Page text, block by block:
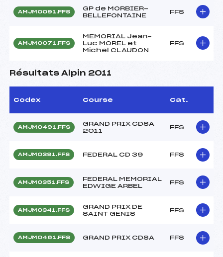
AMJM0091.FFS
GP de MORBIER-
BELLEFONTAINE
FFS
AMJM0071.FFS
MEMORIAL Jean-
Luc MOREL et
Michel CLAUDON
FFS
Résultats Alpin 2011
Codex Course Cat.
AMJM0491.FFS
GRAND PRIX CDSA
2011
FFS
AMJM0391.FFS FEDERAL CD 39 FFS
AMJM0351.FFS
FEDERAL MEMORIAL
EDWIGE ARBEL
FFS
AMJM0341.FFS
GRAND PRIX DE
SAINT GENIS
FFS
AMJM0461.FFS GRAND PRIX CDSA FFS